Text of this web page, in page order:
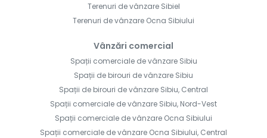
Terenuri de vânzare Sibiel
Terenuri de vânzare Ocna Sibiului
Vânzări comercial
Spații comerciale de vânzare Sibiu
Spații de birouri de vânzare Sibiu
Spații de birouri de vânzare Sibiu, Central
Spații comerciale de vânzare Sibiu, Nord-Vest
Spații comerciale de vânzare Ocna Sibiului
Spații comerciale de vânzare Ocna Sibiului, Central